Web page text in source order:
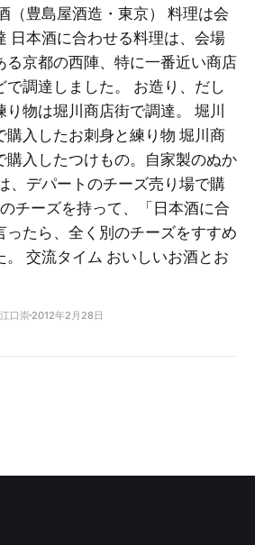
（豊島屋酒造・東京） 料理は会
日本酒に合わせる料理は、会場
る京都の西陣、特に一番近い商店
調達しました。 お造り、だし
物は堀川商店街で調達。 堀川
購入したお刺身と練り物 堀川商
購入したつけもの。自家製のぬか
、デパートのチーズ売り場で購
チーズを持って、「日本酒に合
ったら、全く別のチーズをすすめ
。 交流タイム おいしいお酒とお
口崇 2012年2月28日